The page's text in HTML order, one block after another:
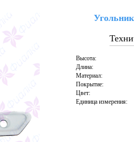
Высота:
Длина:
Материал:
Покрытие:
Цвет:
Единица измерения: